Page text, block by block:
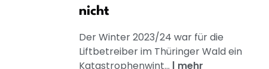
nicht
Der Winter 2023/24 war für die
Liftbetreiber im Thüringer Wald ein
Katastrophenwint... | mehr